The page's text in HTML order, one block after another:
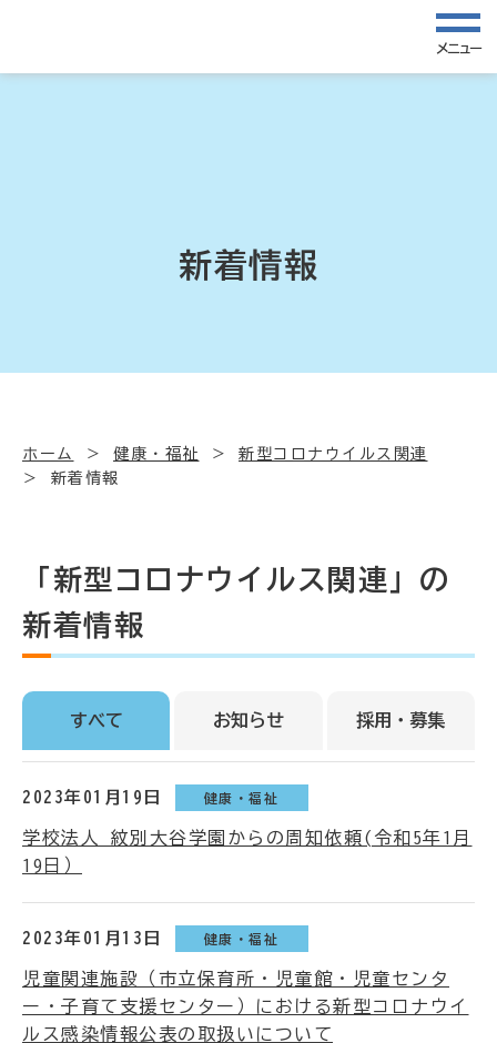
メニュー
新着情報
ホーム 健康・福祉
新型コロナウイルス関連
新着情報
「新型コロナウイルス関連」の
新着情報
すべて お知らせ 採用・募集
2023年01月19日 健康・福祉
学校法人 紋別大谷学園からの周知依頼(令和5年1月
19日）
2023年01月13日 健康・福祉
児童関連施設（市立保育所・児童館・児童センタ
ー・子育て支援センター）における新型コロナウイ
ルス感染情報公表の取扱いについて